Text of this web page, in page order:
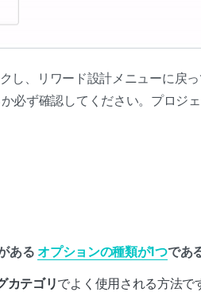
し、リワード設計メニューに戻
必ず確認してください。プロジ
ある オプションの種類が1つであ
カテゴリでよく使用される方法で